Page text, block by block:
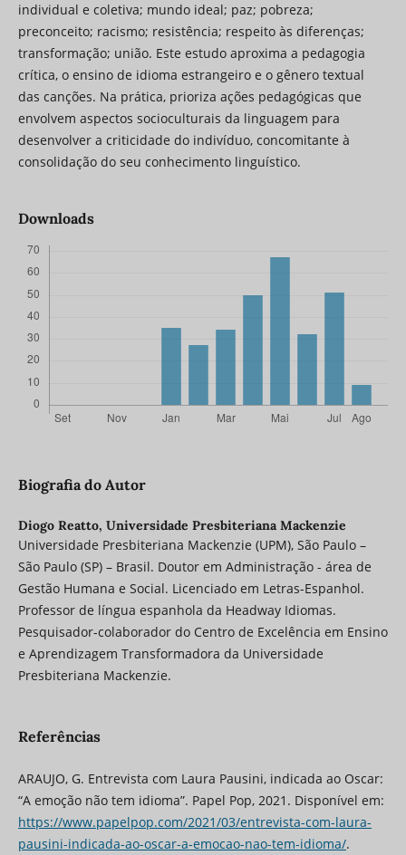
individual e coletiva; mundo ideal; paz; pobreza;
preconceito; racismo; resistência; respeito às diferenças;
transformação; união. Este estudo aproxima a pedagogia
crítica, o ensino de idioma estrangeiro e o gênero textual
das canções. Na prática, prioriza ações pedagógicas que
envolvem aspectos socioculturais da linguagem para
desenvolver a criticidade do indivíduo, concomitante à
consolidação do seu conhecimento linguístico.
Downloads
Biografia do Autor
Diogo Reatto, Universidade Presbiteriana Mackenzie
Universidade Presbiteriana Mackenzie (UPM), São Paulo –
São Paulo (SP) – Brasil. Doutor em Administração - área de
Gestão Humana e Social. Licenciado em Letras-Espanhol.
Professor de língua espanhola da Headway Idiomas.
Pesquisador-colaborador do Centro de Excelência em Ensino
e Aprendizagem Transformadora da Universidade
Presbiteriana Mackenzie.
Referências
ARAUJO, G. Entrevista com Laura Pausini, indicada ao Oscar:
“A emoção não tem idioma”. Papel Pop, 2021. Disponível em:
https://www.papelpop.com/2021/03/entrevista-com-laura-
pausini-indicada-ao-oscar-a-emocao-nao-tem-idioma/.